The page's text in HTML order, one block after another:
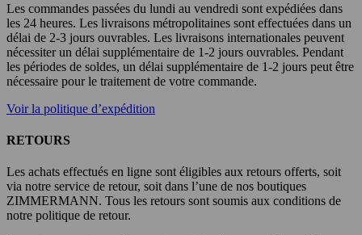
Les commandes passées du lundi au vendredi sont expédiées dans
les 24 heures. Les livraisons métropolitaines sont effectuées dans un
délai de 2-3 jours ouvrables. Les livraisons internationales peuvent
nécessiter un délai supplémentaire de 1-2 jours ouvrables. Pendant
les périodes de soldes, un délai supplémentaire de 1-2 jours peut être
nécessaire pour le traitement de votre commande.
Voir la politique d’expédition
RETOURS
Les achats effectués en ligne sont éligibles aux retours offerts, soit
via notre service de retour, soit dans l’une de nos boutiques
ZIMMERMANN. Tous les retours sont soumis aux conditions de
notre politique de retour.